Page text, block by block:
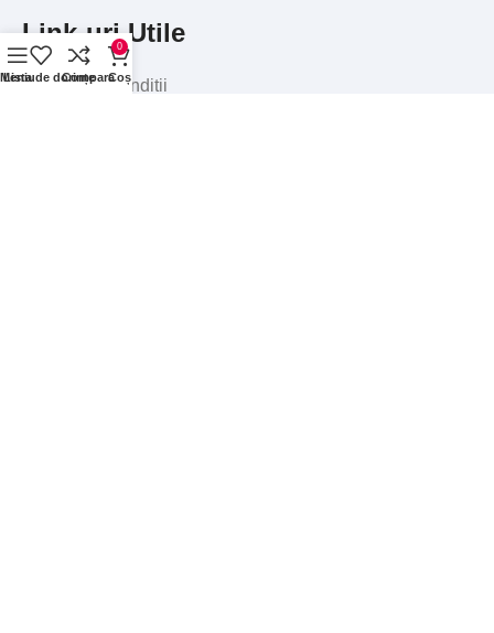
Link-uri Utile
Termeni si Conditii
Meniu
Lista de dorințe
Compara
0
Coș